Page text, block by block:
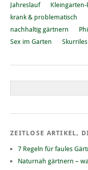
Jahreslauf
Kleingarten-
krank & problematisch
nachhaltig gärtnern
Sex im Garten
Skurriles
ZEITLOSE ARTIKEL,
7 Regeln für faules
Naturnah gärtnern –